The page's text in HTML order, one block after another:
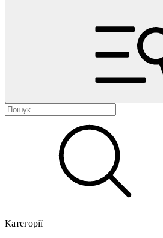
Категорії